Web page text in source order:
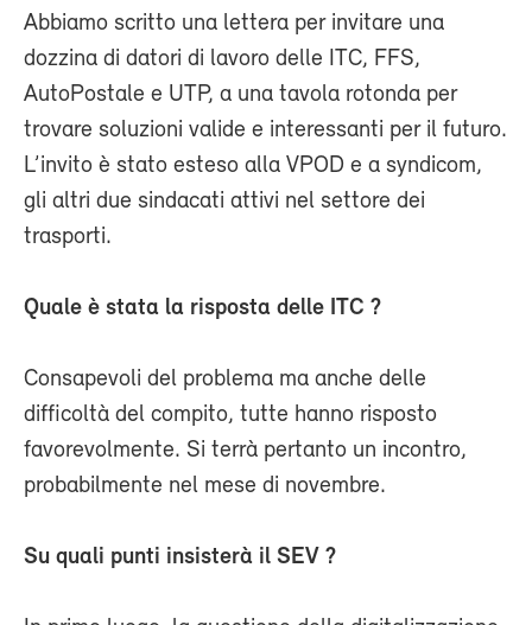
Abbiamo scritto una lettera per invitare una
dozzina di datori di lavoro delle ITC, FFS,
AutoPostale e UTP, a una tavola rotonda per
trovare soluzioni valide e interessanti per il futuro.
L’invito è stato esteso alla VPOD e a syndicom,
gli altri due sindacati attivi nel settore dei
trasporti.
Quale è stata la risposta delle ITC ?
Consapevoli del problema ma anche delle
difficoltà del compito, tutte hanno risposto
favorevolmente. Si terrà pertanto un incontro,
probabilmente nel mese di novembre.
Su quali punti insisterà il SEV ?